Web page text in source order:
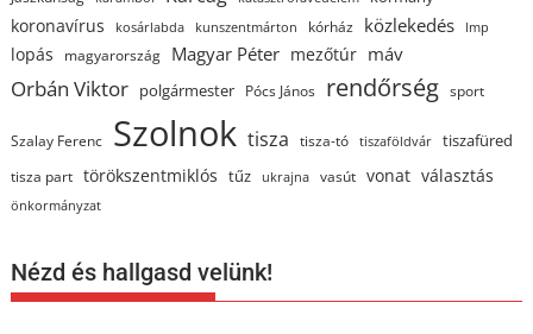
koronavírus kosárlabda kunszentmárton kórház közlekedés lmp
lopás magyarország Magyar Péter mezőtúr máv
Orbán Viktor polgármester Pócs János rendőrség sport
Szalay Ferenc Szolnok tisza tisza-tó tiszaföldvár tiszafüred
tisza part törökszentmiklós tűz ukrajna vasút vonat választás
önkormányzat
Nézd és hallgasd velünk!